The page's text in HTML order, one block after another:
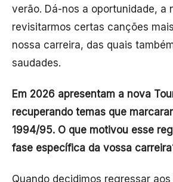
verão. Dá-nos a oportunidade, a
revisitarmos certas canções
nossa carreira, das quais
saudades.
Em 2026 apresentam a nova
recuperando temas que
1994/95. O que motivou esse
fase específica da vossa
Quando decidimos regressar